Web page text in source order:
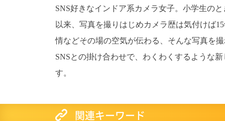
SNS好きなインドア系カメラ女子。小学生の
以来、写真を撮りはじめカメラ歴は気付けば
情などその場の空気が伝わる、そんな写真を
SNSとの掛け合わせで、わくわくするような
す。
関連キーワード